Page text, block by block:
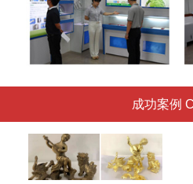
成功案例